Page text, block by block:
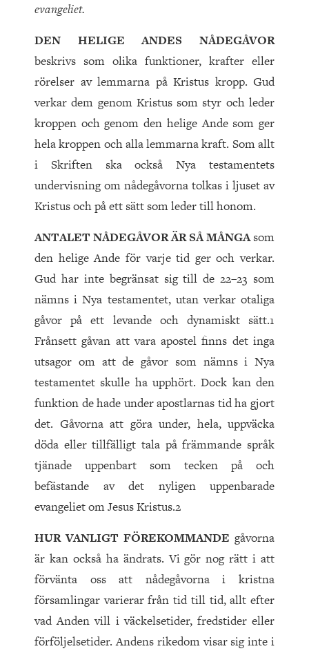
evangeliet.
DEN HELIGE ANDES NÅDEGÅVOR
beskrivs som olika funktioner, krafter eller
rörelser av lemmarna på Kristus kropp. Gud
verkar dem genom Kristus som styr och leder
kroppen och genom den helige Ande som ger
hela kroppen och alla lemmarna kraft. Som allt
i Skriften ska också Nya testamentets
undervisning om nådegåvorna tolkas i ljuset av
Kristus och på ett sätt som leder till honom.
ANTALET NÅDEGÅVOR ÄR SÅ MÅNGAsom
den helige Ande för varje tid ger och verkar.
Gud har inte begränsat sig till de 22–23 som
nämns i Nya testamentet, utan verkar otaliga
gåvor på ett levande och dynamiskt sätt.1
Frånsett gåvan att vara apostel finns det inga
utsagor om att de gåvor som nämns i Nya
testamentet skulle ha upphört. Dock kan den
funktion de hade under apostlarnas tid ha gjort
det. Gåvorna att göra under, hela, uppväcka
döda eller tillfälligt tala på främmande språk
tjänade uppenbart som tecken på och
befästande av det nyligen uppenbarade
evangeliet om Jesus Kristus.2
HUR VANLIGT FÖREKOMMANDE gåvorna
är kan också ha ändrats. Vi gör nog rätt i att
förvänta oss att nådegåvorna i kristna
församlingar varierar från tid till tid, allt efter
vad Anden vill i väckelsetider, fredstider eller
förföljelsetider. Andens rikedom visar sig inte i